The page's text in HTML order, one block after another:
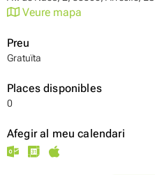
Veure mapa
Preu
Gratuïta
Places disponibles
0
Afegir al meu calendari